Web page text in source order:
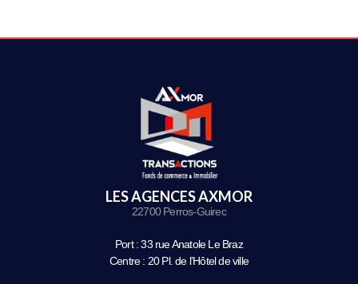
LES AGENCES AXMOR
22700 Perros-Guirec
Port : 33 rue Anatole Le Braz
Centre : 20 Pl. de l’Hôtel de ville